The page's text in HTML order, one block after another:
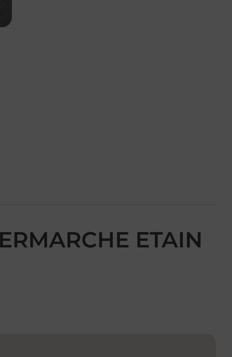
ETAIN